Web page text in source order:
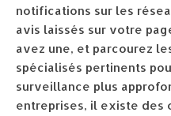
notifications sur les
avis laissés sur votre
avez une, et parcourez
spécialisés pertinents
surveillance plus
entreprises, il existe des